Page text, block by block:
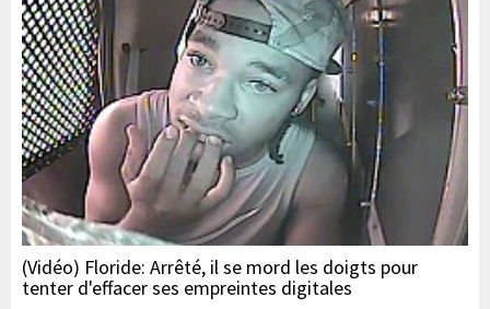
(Vidéo) Floride: Arrêté, il se mord les doigts pour
tenter d'effacer ses empreintes digitales